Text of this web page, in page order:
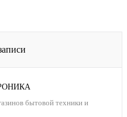
бытовой техники и